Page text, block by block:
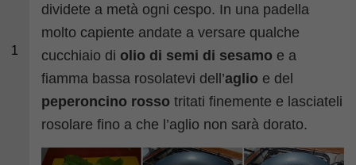
1
dividete a metà ogni cespo. In una padella
molto capiente andate a versare qualche
cucchiaio di olio di semi di sesamo e a
fiamma bassa rosolatevi dell’aglio e del
peperoncino rosso tritati finemente e lasciateli
rosolare fino a che l’aglio non sarà dorato.